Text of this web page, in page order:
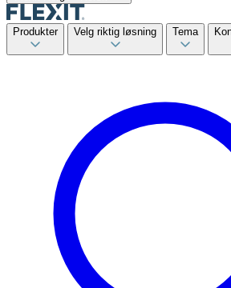
Produkter Velg riktig løsning Tema